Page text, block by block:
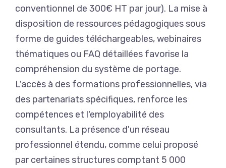
conventionnel de 300€ HT par jour). La mise à
disposition de ressources pédagogiques sous
forme de guides téléchargeables, webinaires
thématiques ou FAQ détaillées favorise la
compréhension du système de portage.
L'accès à des formations professionnelles, via
des partenariats spécifiques, renforce les
compétences et l'employabilité des
consultants. La présence d'un réseau
professionnel étendu, comme celui proposé
par certaines structures comptant 5 000